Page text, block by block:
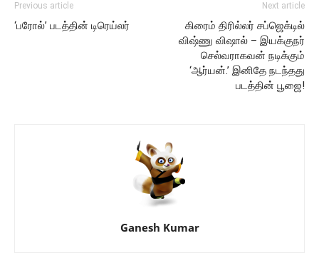
Previous article
‘பரோல்’ படத்தின் டிரெய்லர்
Next article
கிரைம் திரில்லர் சப்ஜெக்டில்
விஷ்ணு விஷால் – இயக்குநர்
செல்வராகவன் நடிக்கும்
‘ஆர்யன்.’ இனிதே நடந்தது
படத்தின் பூஜை!
Ganesh Kumar